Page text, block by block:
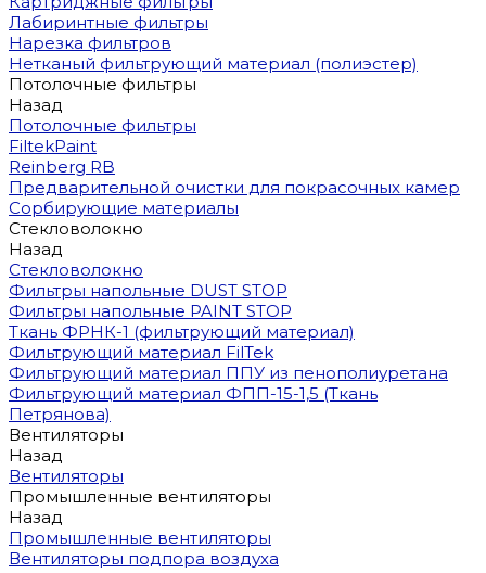
Лабиринтные фильтры
Нарезка фильтров
Нетканый фильтрующий материал (полиэстер)
Потолочные фильтры
Назад
Потолочные фильтры
FiltekPaint
Reinberg RB
Предварительной очистки для покрасочных камер
Сорбирующие материалы
Стекловолокно
Назад
Стекловолокно
Фильтры напольные DUST STOP
Фильтры напольные PAINT STOP
Ткань ФРНК-1 (фильтрующий материал)
Фильтрующий материал FilTek
Фильтрующий материал ППУ из пенополиуретана
Фильтрующий материал ФПП-15-1,5 (Ткань
Петрянова)
Вентиляторы
Назад
Вентиляторы
Промышленные вентиляторы
Назад
Промышленные вентиляторы
Вентиляторы подпора воздуха